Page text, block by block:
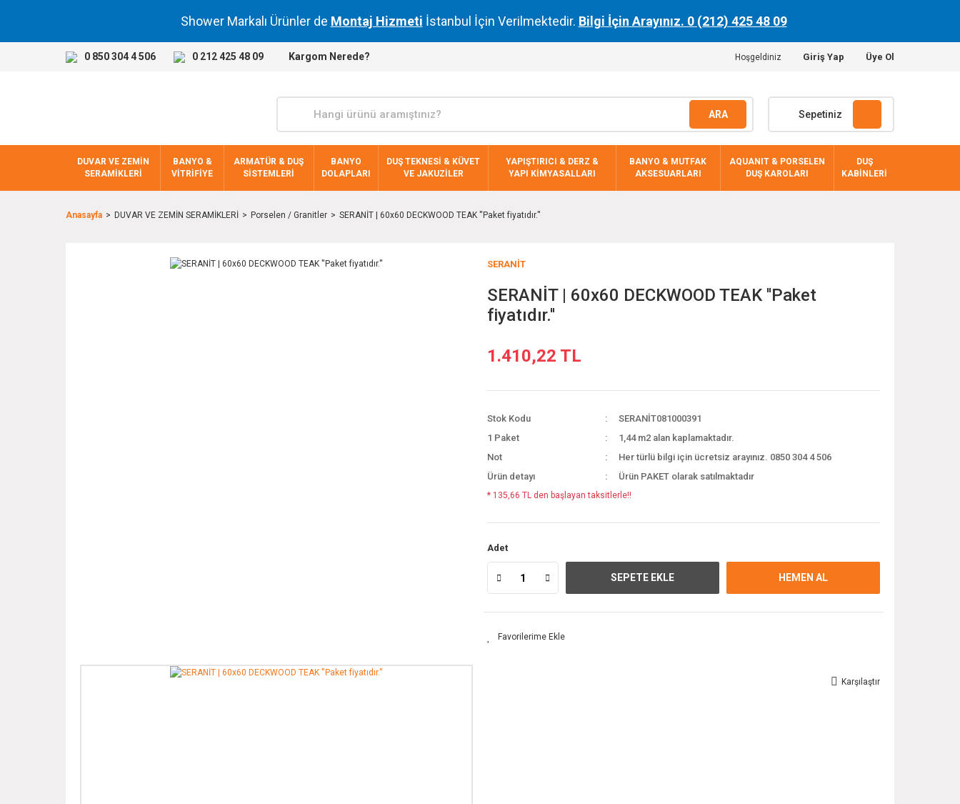
Shower Markalı Ürünler de Montaj Hizmeti İstanbul İçin Verilmektedir. Bilgi İçin Arayınız. 0 (212) 425 48 09
0 850 304 4 506 0 212 425 48 09 Kargom Nerede? Hoşgeldiniz Giriş Yap Üye Ol
ARA Sepetiniz
DUVAR VE ZEMİN
SERAMİKLERİ
BANYO &
VİTRİFİYE
ARMATÜR & DUŞ
SİSTEMLERİ
BANYO
DOLAPLARI
DUŞ TEKNESİ & KÜVET
VE JAKUZİLER
YAPIŞTIRICI & DERZ &
YAPI KİMYASALLARI
BANYO & MUTFAK
AKSESUARLARI
AQUANIT & PORSELEN
DUŞ KAROLARI
DUŞ
KABİNLERİ
Anasayfa DUVAR VE ZEMİN SERAMİKLERİ Porselen / Granitler SERANİT | 60x60 DECKWOOD TEAK ''Paket fiyatıdır.''
SERANİT
SERANİT | 60x60 DECKWOOD TEAK ''Paket
fiyatıdır.''
1.410,22 TL
Stok Kodu
SERANİT081000391
1 Paket
1,44 m2 alan kaplamaktadır.
Not
Her türlü bilgi için ücretsiz arayınız. 0850 304 4 506
Ürün detayı
Ürün PAKET olarak satılmaktadır
* 135,66 TL den başlayan taksitlerle!!
Adet
SEPETE EKLE HEMEN AL
Karşılaştır